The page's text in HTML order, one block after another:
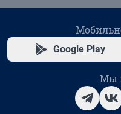
Google Play
Мы